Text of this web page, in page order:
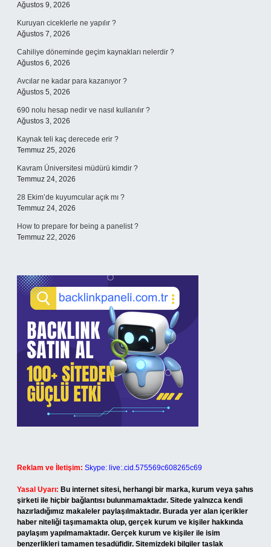
Ağustos 9, 2026
Kuruyan ciceklerle ne yapılır ?
Ağustos 7, 2026
Cahiliye döneminde geçim kaynakları nelerdir ?
Ağustos 6, 2026
Avcılar ne kadar para kazanıyor ?
Ağustos 5, 2026
690 nolu hesap nedir ve nasıl kullanılır ?
Ağustos 3, 2026
Kaynak teli kaç derecede erir ?
Temmuz 25, 2026
Kavram Üniversitesi müdürü kimdir ?
Temmuz 24, 2026
28 Ekim’de kuyumcular açık mı ?
Temmuz 24, 2026
How to prepare for being a panelist ?
Temmuz 22, 2026
Reklam ve İletişim: Skype: live:.cid.575569c608265c69
Yasal Uyarı: Bu internet sitesi, herhangi bir marka, kurum veya şahıs
şirketi ile hiçbir bağlantısı bulunmamaktadır. Sitede yalnızca kendi
hazırladığımız makaleler paylaşılmaktadır. Burada yer alan içerikler
haber niteliği taşımamakta olup, gerçek kurum ve kişiler hakkında
paylaşım yapılmamaktadır. Gerçek kurum ve kişiler ile isim
benzerlikleri tamamen tesadüfidir. Sitemizdeki bilgiler taslak